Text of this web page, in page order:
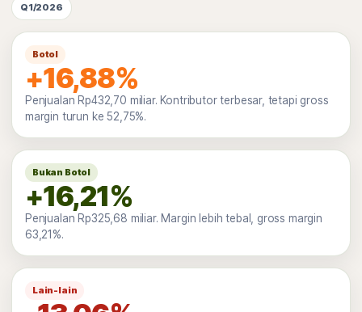
Q1/2026
Botol
+16,88%
Penjualan Rp432,70 miliar. Kontributor terbesar, tetapi gross
margin turun ke 52,75%.
Bukan Botol
+16,21%
Penjualan Rp325,68 miliar. Margin lebih tebal, gross margin
63,21%.
Lain-lain